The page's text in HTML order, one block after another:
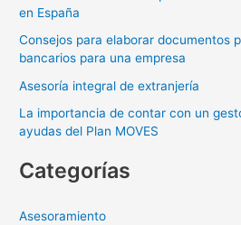
r
en España
Consejos para elaborar documentos
bancarios para una empresa
Asesoría integral de extranjería
La importancia de contar con un
ayudas del Plan MOVES
Categorías
Asesoramiento